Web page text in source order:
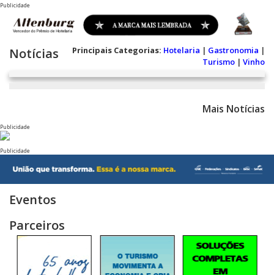
Publicidade
Notícias Principais Categorias: Hotelaria | Gastronomia |
Turismo | Vinho
Mais Notícias
Publicidade
Publicidade
Eventos
Parceiros